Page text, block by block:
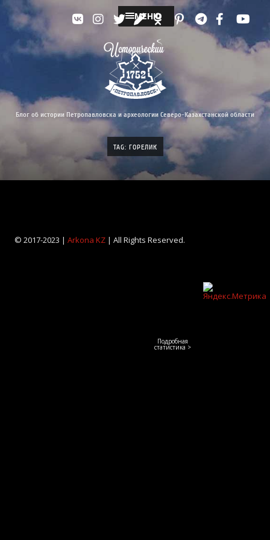
МЕНЮ
Блог об истории Петропавловска и археологии Северо-Казахстанской области
TAG: ГОРЕЛИК
© 2017-2023 | Arkona KZ| All Rights Reserved.
Подробная
статистика >